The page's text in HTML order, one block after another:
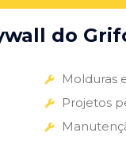
do
Molduras
Projetos